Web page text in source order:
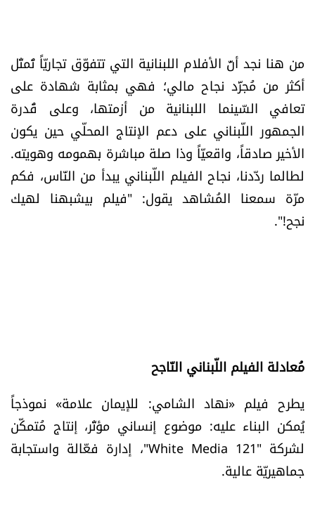
من هنا نجد أنَّ الأفلام اللبنانية التي تتفوّق تجاريّاً تُمثّل
أكثر من مُجرَّد نجاح مالي؛ فهي بمثابة شهادة على
تعافي السّينما اللبنانية من أزمتها، وعلى قُدرة
الجمهور اللّبناني على دعم الإنتاج المحلّي حين يكون
الأخير صادقاً، واقعيّاً وذا صلة مباشرة بهمومه وهويته.
لطالما ردّدنا، نجاح الفيلم اللّبناني يبدأ من النّاس، فكم
مرّة سمعنا المُشاهد يقول: "فيلم بيشبهنا لهيك
نجح!".
مُعادلة الفيلم اللّبناني النّاجح
يطرح فيلم «نهاد الشامي: للإيمان علامة» نموذجاً
يُمكن البناء عليه: موضوع إنساني مؤثّر، إنتاج مُتمكّن
لشركة "White Media 121"، إدارة فعّالة واستجابة
جماهيريّة عالية.